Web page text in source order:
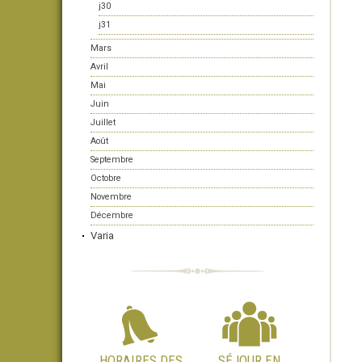
j30
j31
Mars
Avril
Mai
Juin
Juillet
Août
Septembre
Octobre
Novembre
Décembre
Varia